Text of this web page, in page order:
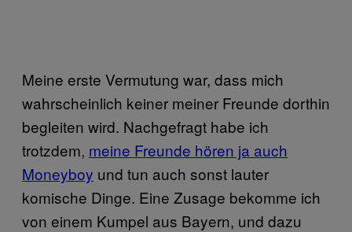
Meine erste Vermutung war, dass mich
wahrscheinlich keiner meiner Freunde dorthin
begleiten wird. Nachgefragt habe ich
trotzdem, meine Freunde hören ja auch
Moneyboy und tun auch sonst lauter
komische Dinge. Eine Zusage bekomme ich
von einem Kumpel aus Bayern, und dazu